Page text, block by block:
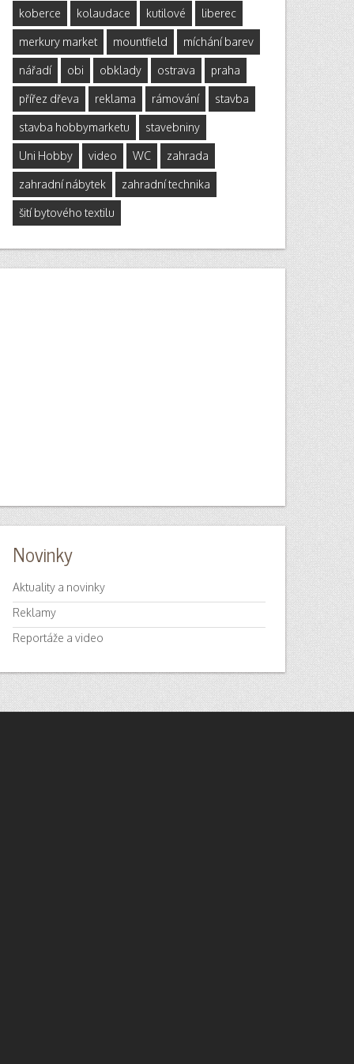
koberce kolaudace kutilové liberec
merkury market mountfield míchání barev
nářadí obi obklady ostrava praha
přířez dřeva reklama rámování stavba
stavba hobbymarketu stavebniny
Uni Hobby video WC zahrada
zahradní nábytek zahradní technika
šití bytového textilu
Novinky
Aktuality a novinky
Reklamy
Reportáže a video